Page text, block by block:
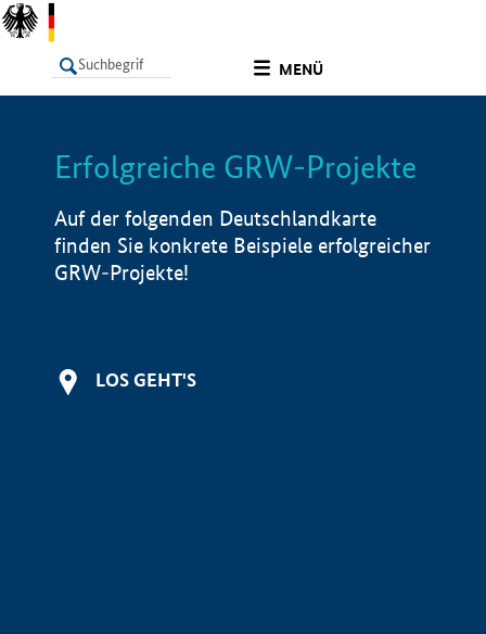
MENÜ
LISTE Info
Erfolgreiche GRW-Projekte
Auf der folgenden Deutschlandkarte
finden Sie konkrete Beispiele erfolgreicher
GRW-Projekte!
LOS GEHT'S